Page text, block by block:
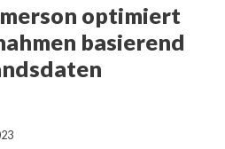
optimiert
basierend